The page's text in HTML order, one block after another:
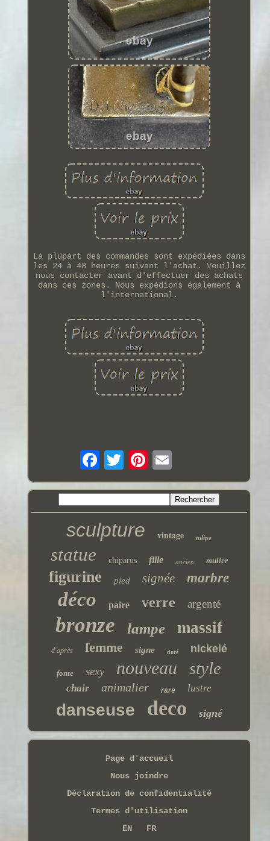
La plupart des commandes sont expédiées dans
les 24 à 48 heures suivant l'achat. Veuillez
nous contacter avant d'effectuer des achats
dans ces zones. Nous expédions également à
l'international.
sculpture vintage tulipe
statue chiparus fille ancien muller
figurine pied signée marbre
déco paire verre argenté
bronze lampe massif
d'après femme signe doré nickelé
fonte sexy nouveau style
chair animalier rare lustre
danseuse deco signé
Page d'accueil
Nous joindre
Déclaration de confidentialité
Termes d'utilisation
EN
FR